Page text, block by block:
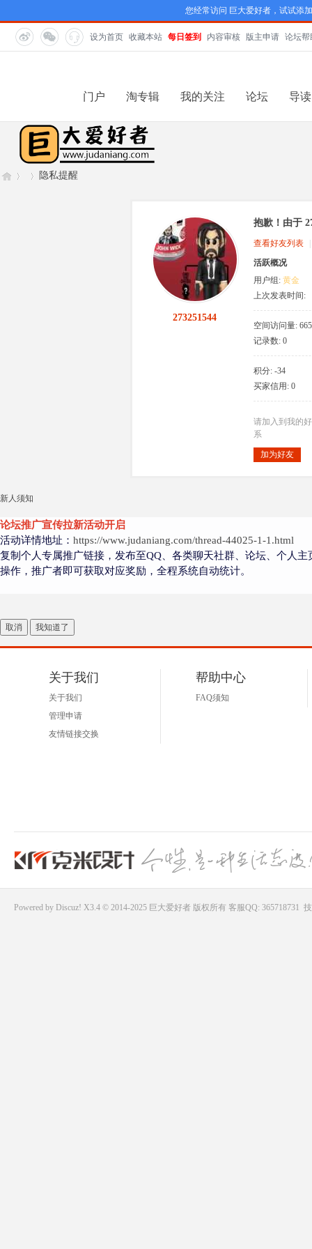
您经常访问 巨大爱好者，试试添
设为首页 收藏本站 每日签到 内容审核 版主申请 论坛帮
门户 淘专辑 我的关注 论坛 导读
隐私提醒
273251544
抱歉！由于
查看好友列表
活跃概况
用户组: 黄金
VIP
上次发表时间:
2026-7-27 11:07
空间访问量: 665
记录数: 0
积分: -34
买家信用: 0
请加入到我的
系
加为好友
新人须知
论坛推广宣传拉新活动开启
活动详情地址： https://www.judaniang.com/thread-44025-1-1.html
复制个人专属推广链接，发布至QQ、各类聊天社群、论坛、个人
操作，推广者即可获取对应奖励，全程系统自动统计。
取消 我知道了
关于我们
关于我们
管理申请
友情链接交换
帮助中心
FAQ须知
Powered by Discuz! X3.4 © 2014-2025 巨大爱好者版权所有 客服QQ: 365718731